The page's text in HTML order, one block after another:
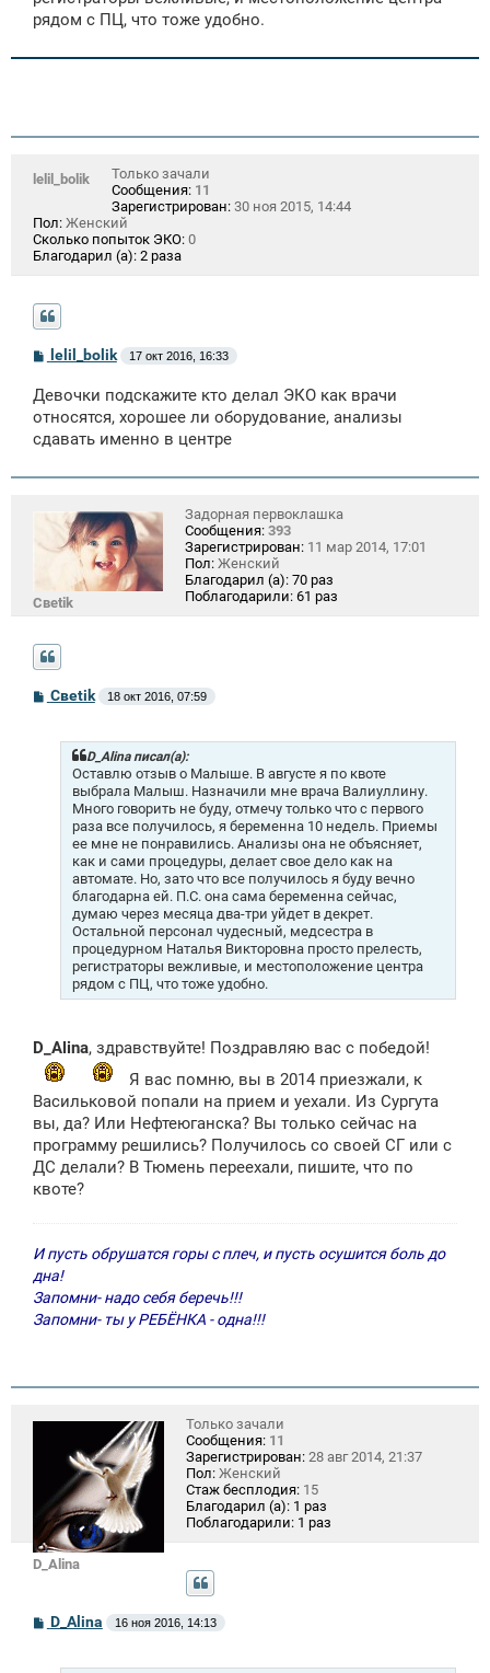
рядом с ПЦ, что тоже удобно.
lelil_bolik
Только зачали
Сообщения: 11
Зарегистрирован: 30 ноя 2015, 14:44
Пол: Женский
Сколько попыток ЭКО: 0
Благодарил (а): 2 раза
С
б
щ
н
е
lelil_bolik 17 окт 2016, 16:33
Девочки подскажите кто делал ЭКО как врачи
относятся, хорошее ли оборудование, анализы
сдавать именно в центре
Свеtik
Задорная первоклашка
Сообщения: 393
Зарегистрирован: 11 мар 2014, 17:01
Пол: Женский
Благодарил (а): 70 раз
Поблагодарили: 61 раз
ССвеtik 18 окт 2016, 07:59
D_Alina писал(а):
Оставлю отзыв о Малыше. В августе я по квоте
выбрала Малыш. Назначили мне врача Валиуллину.
Много говорить не буду, отмечу только что с первого
раза все получилось, я беременна 10 недель. Приемы
ее мне не понравились. Анализы она не объясняет,
как и сами процедуры, делает свое дело как на
автомате. Но, зато что все получилось я буду вечно
благодарна ей. П.С. она сама беременна сейчас,
думаю через месяца два-три уйдет в декрет.
Остальной персонал чудесный, медсестра в
процедурном Наталья Викторовна просто прелесть,
регистраторы вежливые, и местоположение центра
рядом с ПЦ, что тоже удобно.
D_Alina, здравствуйте! Поздравляю вас с победой!
Я вас помню, вы в 2014 приезжали, к
Васильковой попали на прием и уехали. Из Сургута
вы, да? Или Нефтеюганска? Вы только сейчас на
программу решились? Получилось со своей СГ или с
ДС делали? В Тюмень переехали, пишите, что по
квоте?
И пусть обрушатся горы с плеч, и пусть осушится боль до
дна!
Запомни- надо себя беречь!!!
Запомни- ты у РЕБЁНКА - одна!!!
D_Alina
Только зачали
Сообщения: 11
Зарегистрирован: 28 авг 2014, 21:37
Пол: Женский
Стаж бесплодия: 15
Благодарил (а): 1 раз
Поблагодарили: 1 раз
СD_Alina 16 ноя 2016, 14:13